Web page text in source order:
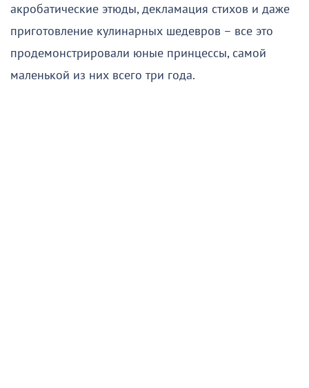
акробатические этюды, декламация стихов и даже
приготовление кулинарных шедевров – все это
продемонстрировали юные принцессы, самой
маленькой из них всего три года.